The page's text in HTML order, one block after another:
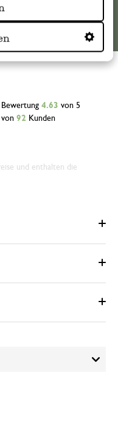
Bewertung 4.63 von 5
von 92 Kunden
und enthalten die